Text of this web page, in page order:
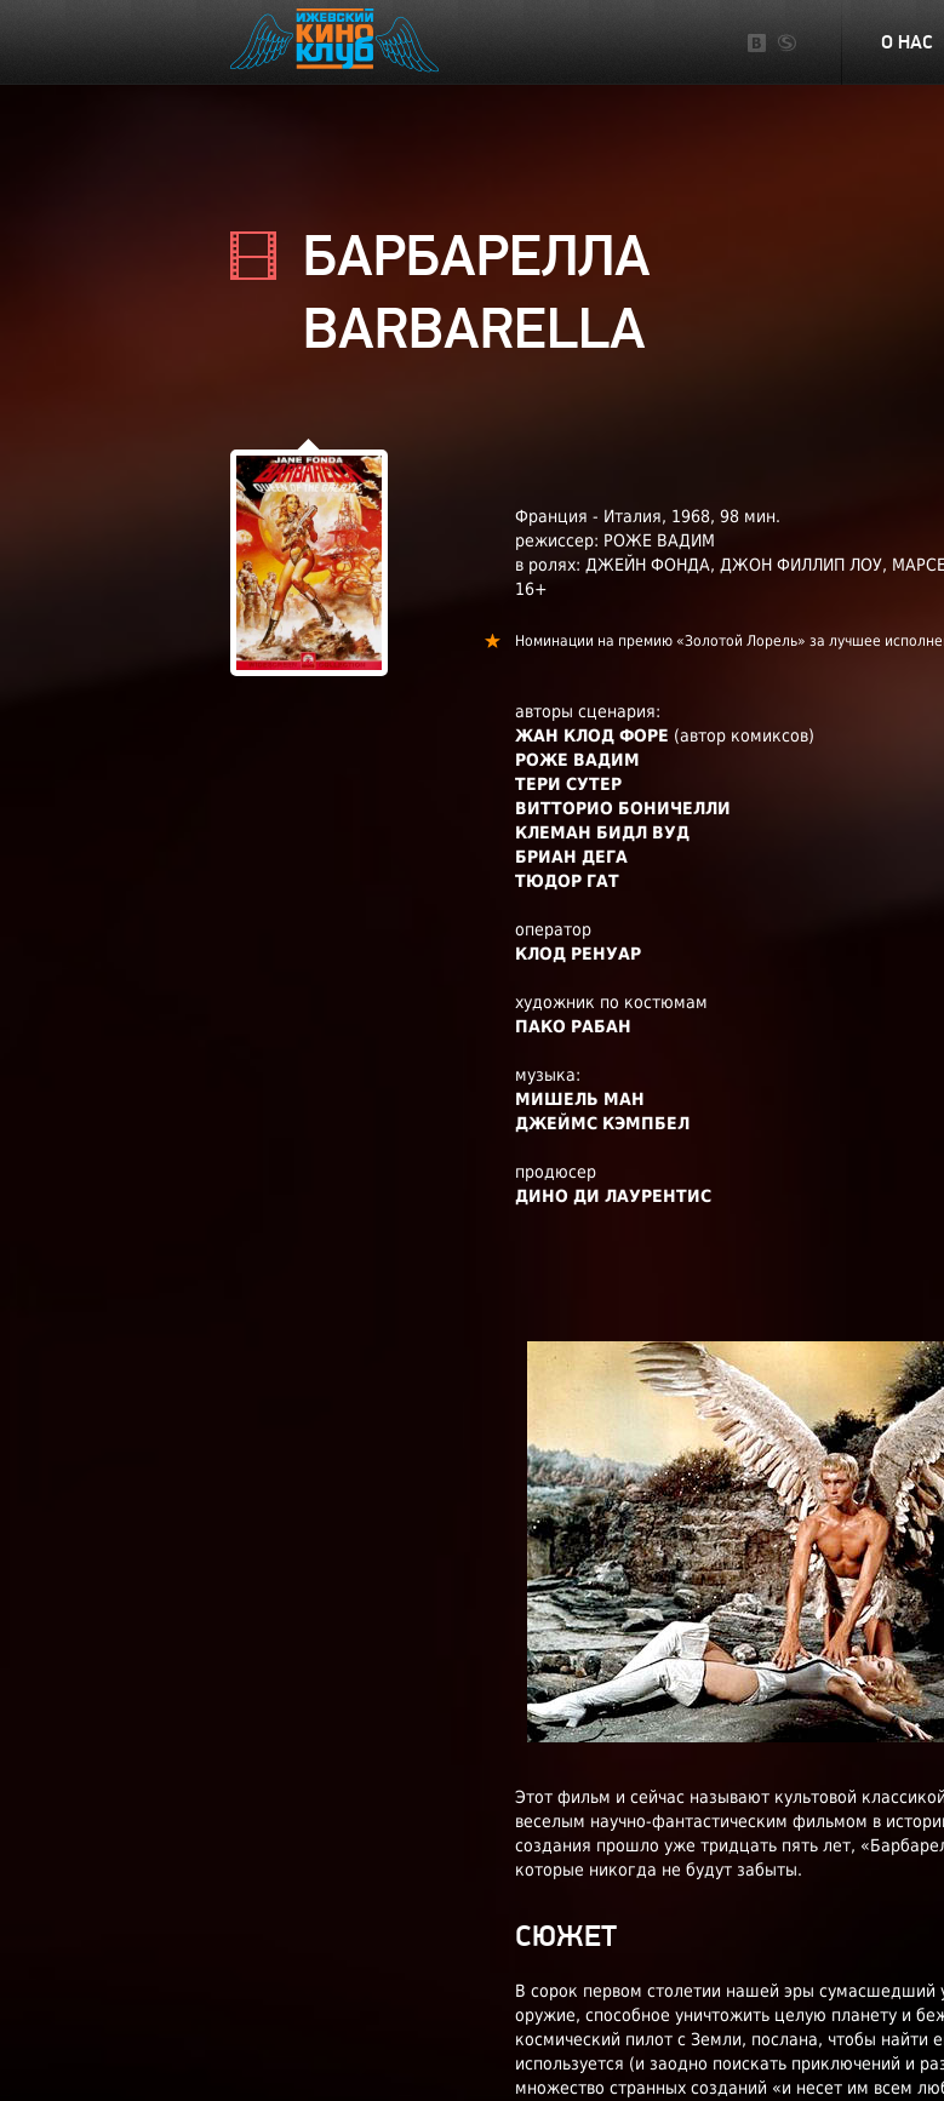
О НАС
БАРБАРЕЛЛА
BARBARELLA
Франция - Италия, 1968, 98 мин.
режиссер: РОЖЕ ВАДИМ
в ролях: ДЖЕЙН ФОНДА, ДЖОН ФИЛЛИП ЛОУ,
16+
Номинации на премию «Золотой Лорель» за лучшее
авторы сценария:
ЖАН КЛОД ФОРЕ (автор комиксов)
РОЖЕ ВАДИМ
ТЕРИ СУТЕР
ВИТТОРИО БОНИЧЕЛЛИ
КЛЕМАН БИДЛ ВУД
БРИАН ДЕГА
ТЮДОР ГАТ
оператор
КЛОД РЕНУАР
художник по костюмам
ПАКО РАБАН
музыка:
МИШЕЛЬ МАН
ДЖЕЙМС КЭМПБЕЛ
продюсер
ДИНО ДИ ЛАУРЕНТИС
Этот фильм и сейчас называют культовой
веселым научно-фантастическим фильмом в
создания прошло уже тридцать пять лет,
которые никогда не будут забыты.
СЮЖЕТ
В сорок первом столетии нашей эры
оружие, способное уничтожить целую планету и
космический пилот с Земли, послана, чтобы найти
используется (и заодно поискать приключений и
множество странных созданий «и несет им всем